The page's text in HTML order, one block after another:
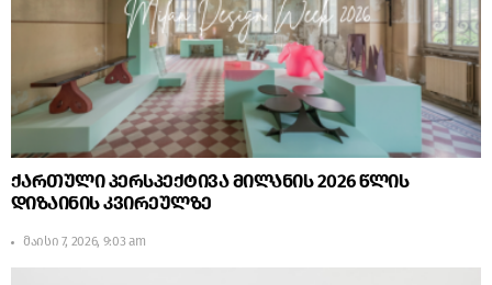
ქართული პერსპექტივა მილანის 2026 წლის
დიზაინის კვირეულზე
მაისი 7, 2026, 9:03 am